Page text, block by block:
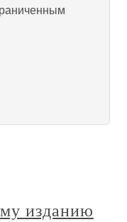
изданию